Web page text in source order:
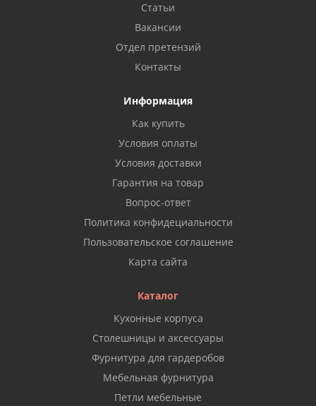
Статьи
Вакансии
Отдел претензий
Контакты
Информация
Как купить
Условия оплаты
Условия доставки
Гарантия на товар
Вопрос-ответ
Политика конфидециальности
Пользовательское соглашение
Карта сайта
Каталог
Кухонные корпуса
Столешницы и аксессуары
Фурнитура для гардеробов
Мебельная фурнитура
Петли мебельные